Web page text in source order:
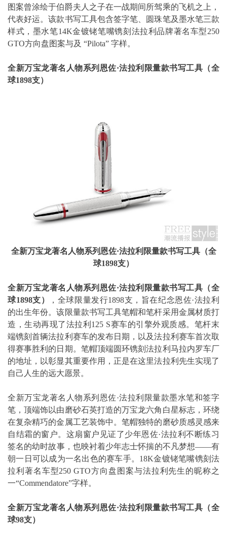
图案曾涂绘于伯爵夫人之子在一战期间所驾乘的飞机之上，
代表好运。该款书写工具包含签字笔、圆珠笔及墨水笔三款
样式，墨水笔14K金镀铑笔嘴镌刻法拉利品牌著名车型250
GTO方向盘图案与及 “Pilota” 字样。
全新万宝龙著名人物系列恩佐·法拉利限量款书写工具（全
球1898支）
全新万宝龙著名人物系列恩佐·法拉利限量款书写工具（全
球1898支）
全新万宝龙著名人物系列恩佐·法拉利限量款书写工具（全
球1898支）
，全球限量发行1898支，旨在纪念恩佐·法拉利
的出生年份。该限量款书写工具笔帽和笔杆采用金属材质打
造，生动再现了法拉利125 S赛车的引擎外观质感。笔杆末
端镌刻首辆法拉利赛车的发布日期，以及法拉利赛车首次取
得赛事胜利的日期。笔帽顶端圆环镌刻法拉利马拉内罗车厂
的地址，以彰显其重要作用，正是在这里法拉利先生实现了
自己人生的远大愿景。
全新万宝龙著名人物系列恩佐·法拉利限量款墨水笔和签字
笔，顶端饰以由磨砂石英打造的万宝龙六角白星标志，环绕
在复杂精巧的金属工艺装饰中。笔帽独特的磨砂质感灵感来
自结霜的窗户。这扇窗户见证了少年恩佐·法拉利不断练习
签名的幼时故事，也映衬着少年志士怀揣的不凡梦想——有
朝一日可以成为一名出色的赛车手。18K金镀铑笔嘴镌刻法
拉利著名车型250 GTO方向盘图案与法拉利先生的昵称之
一“Commendatore”字样。
全新万宝龙著名人物系列恩佐·法拉利限量款书写工具（全
球98支）